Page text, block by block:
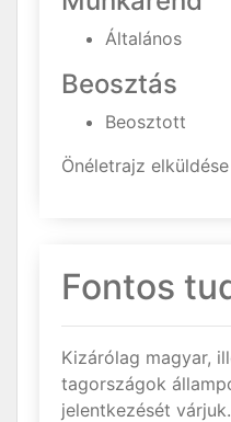
Általános
Beosztás
Beosztott
Önéletrajz
Fontos
Kizárólag magyar,
tagországok
jelentkezését